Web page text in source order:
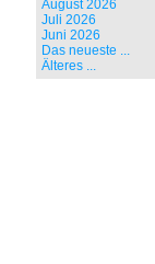
August 2026
Juli 2026
Juni 2026
Das neueste ...
Älteres ...